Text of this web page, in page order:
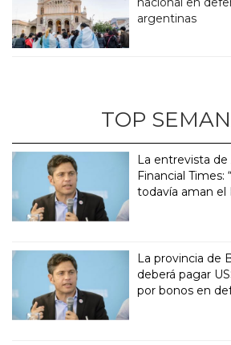
argentinas
TOP
La entrevista de
Financial Times:
todavía aman el
La provincia de
deberá pagar
por bonos en